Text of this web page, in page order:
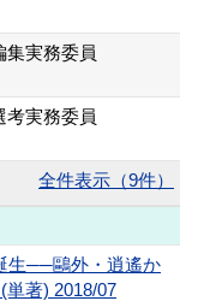
実務委員
実務委員
全件表示（9件）
生──鷗外・逍遙か
単著) 2018/07